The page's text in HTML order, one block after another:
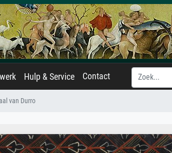
Hulp & Service Contact
van Durro